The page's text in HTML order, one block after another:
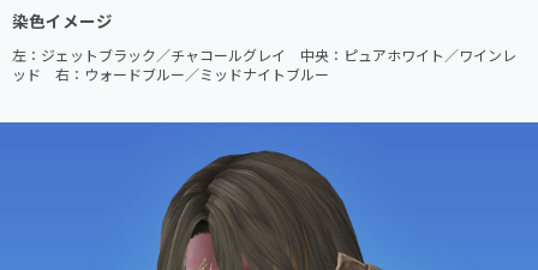
染色イメージ
左：ジェットブラック／チャコールグレイ　中央：ピュアホワイト／ワインレ
ッド　右：ウォードブルー／ミッドナイトブルー